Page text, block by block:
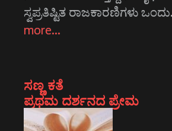
ಸ್ವಪ್ರತಿಷ್ಟಿತ ರಾಜಕಾರಣಿಗಳು
more…
ಸಣ್ಣ ಕತೆ
ಪ್ರಥಮ ದರ್ಶನದ ಪ್ರೇಮ